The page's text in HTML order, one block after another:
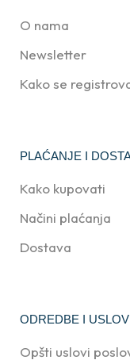
O nama
Newsletter
Kako se
PLAĆANJE I
Kako kupovati
Načini plaćanja
Dostava
ODREDBE I
Opšti uslovi